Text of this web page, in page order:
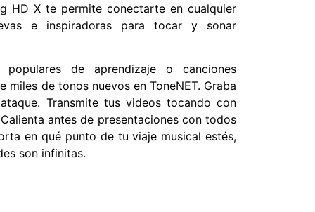
HD X te permite conectarte en cualquier
e inspiradoras para tocar y sonar
populares de aprendizaje o canciones
miles de tonos nuevos en ToneNET. Graba
Transmite tus videos tocando con
antes de presentaciones con todos
en qué punto de tu viaje musical estés,
son infinitas.